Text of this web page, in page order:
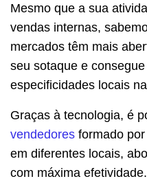
Mesmo que a sua
vendas internas,
mercados têm mais
seu sotaque e
especificidades locais
Graças à tecnologia, é
vendedores formado
em diferentes locais,
com máxima efetividade.